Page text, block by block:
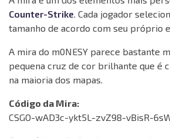
Counter-Strike. Cada jogador
tamanho de acordo com seu próprio
A mira do m0NESY parece bastante
pequena cruz de cor brilhante que é
na maioria dos mapas.
Código da Mira:
CSGO-wAD3c-ykt5L-zvZ98-vBisR-